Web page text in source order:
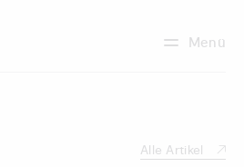
Menü
Alle Artikel